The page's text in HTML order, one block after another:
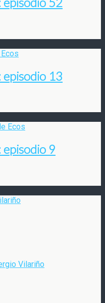
episodio 13
Ecos
9
Vilariño